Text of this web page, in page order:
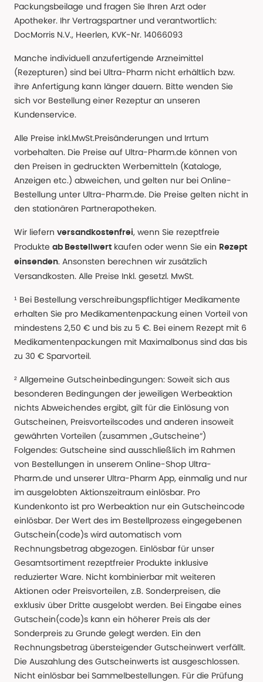
Packungsbeilage und fragen Sie Ihren Arzt oder
Apotheker. Ihr Vertragspartner und verantwortlich:
DocMorris N.V., Heerlen, KVK-Nr. 14066093
Manche individuell anzufertigende Arzneimittel
(Rezepturen) sind bei Ultra-Pharm nicht erhältlich bzw.
ihre Anfertigung kann länger dauern. Bitte wenden Sie
sich vor Bestellung einer Rezeptur an unseren
Kundenservice.
Alle Preise inkl.MwSt.Preisänderungen und Irrtum
vorbehalten. Die Preise auf Ultra-Pharm.de können von
den Preisen in gedruckten Werbemitteln (Kataloge,
Anzeigen etc.) abweichen, und gelten nur bei Online-
Bestellung unter Ultra-Pharm.de. Die Preise gelten nicht in
den stationären Partnerapotheken.
Wir liefern versandkostenfrei, wenn Sie rezeptfreie
Produkte ab Bestellwert kaufen oder wenn Sie ein Rezept
einsenden. Ansonsten berechnen wir zusätzlich
Versandkosten. Alle Preise Inkl. gesetzl. MwSt.
¹ Bei Bestellung verschreibungspflichtiger Medikamente
erhalten Sie pro Medikamentenpackung einen Vorteil von
mindestens 2,50 € und bis zu 5 €. Bei einem Rezept mit 6
Medikamentenpackungen mit Maximalbonus sind das bis
zu 30 € Sparvorteil.
² Allgemeine Gutscheinbedingungen: Soweit sich aus
besonderen Bedingungen der jeweiligen Werbeaktion
nichts Abweichendes ergibt, gilt für die Einlösung von
Gutscheinen, Preisvorteilscodes und anderen insoweit
gewährten Vorteilen (zusammen „Gutscheine“)
Folgendes: Gutscheine sind ausschließlich im Rahmen
von Bestellungen in unserem Online-Shop Ultra-
Pharm.de und unserer Ultra-Pharm App, einmalig und nur
im ausgelobten Aktionszeitraum einlösbar. Pro
Kundenkonto ist pro Werbeaktion nur ein Gutscheincode
einlösbar. Der Wert des im Bestellprozess eingegebenen
Gutschein(code)s wird automatisch vom
Rechnungsbetrag abgezogen. Einlösbar für unser
Gesamtsortiment rezeptfreier Produkte inklusive
reduzierter Ware. Nicht kombinierbar mit weiteren
Aktionen oder Preisvorteilen, z.B. Sonderpreisen, die
exklusiv über Dritte ausgelobt werden. Bei Eingabe eines
Gutschein(code)s kann ein höherer Preis als der
Sonderpreis zu Grunde gelegt werden. Ein den
Rechnungsbetrag übersteigender Gutscheinwert verfällt.
Die Auszahlung des Gutscheinwerts ist ausgeschlossen.
Nicht einlösbar bei Sammelbestellungen. Für die Prüfung